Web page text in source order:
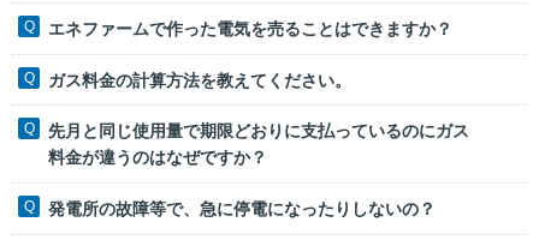
エネファームで作った電気を売ることはできますか？
ガス料金の計算方法を教えてください。
先月と同じ使用量で期限どおりに支払っているのにガス
料金が違うのはなぜですか？
発電所の故障等で、急に停電になったりしないの？